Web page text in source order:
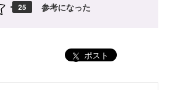
25 参考になった
ポスト